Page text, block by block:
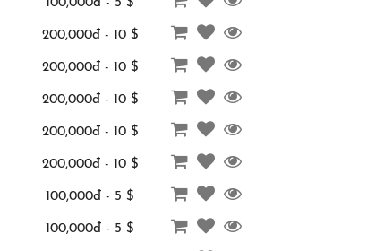
100,000đ - 5 $
200,000đ - 10 $
200,000đ - 10 $
200,000đ - 10 $
200,000đ - 10 $
200,000đ - 10 $
100,000đ - 5 $
100,000đ - 5 $